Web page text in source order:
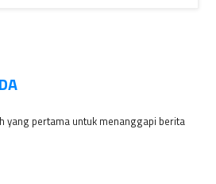
yang pertama untuk menanggapi berita